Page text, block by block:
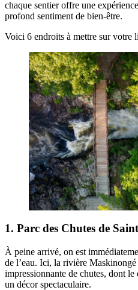
chaque sentier offre une
profond sentiment de bien-être.
Voici 6 endroits à mettre sur votre
1. Parc des Chutes de
À peine arrivé, on est
de l’eau. Ici, la rivière
impressionnante de chutes, dont
un décor spectaculaire.